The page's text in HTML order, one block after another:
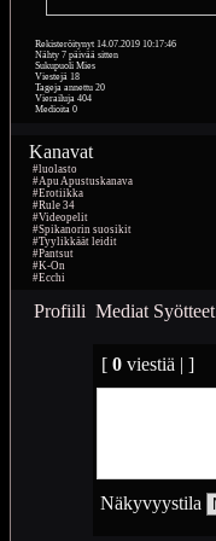
Rekisteröitynyt 14.07.2019 10:17:46
Nähty 7 päivää sitten
Sukupuoli Mies
Viestejä 18
Tageja annettu 20
Vierailuja 404
Medioita 0
Kanavat
#luolasto
#Apu Apustuskanava
#Erotiikka
#Rule 34
#Videopelit
#Spikanorin suosikit
#Tyylikkäät leidit
#Pantsut
#K-On
#Ecchi
Profiili Mediat Syötteet
[ 0viestiä | ]
Näkyvyystila